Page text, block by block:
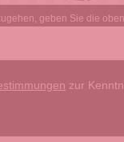
geben Sie die
zur